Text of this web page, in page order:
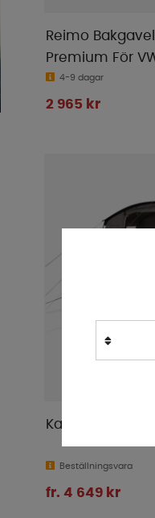
Reimo
Premium För
4-9 dagar
2 965 kr
Kampa
Beställningsvara
fr. 4 649 kr